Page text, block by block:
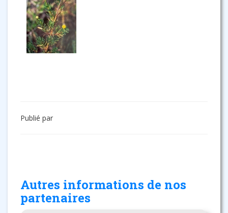
Publié par
Autres informations de nos
partenaires